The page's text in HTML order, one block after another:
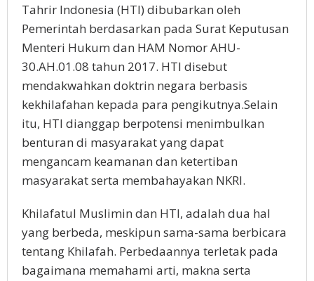
Tahrir Indonesia (HTI) dibubarkan oleh
Pemerintah berdasarkan pada Surat Keputusan
Menteri Hukum dan HAM Nomor AHU-
30.AH.01.08 tahun 2017. HTI disebut
mendakwahkan doktrin negara berbasis
kekhilafahan kepada para pengikutnya.Selain
itu, HTI dianggap berpotensi menimbulkan
benturan di masyarakat yang dapat
mengancam keamanan dan ketertiban
masyarakat serta membahayakan NKRI.
Khilafatul Muslimin dan HTI, adalah dua hal
yang berbeda, meskipun sama-sama berbicara
tentang Khilafah. Perbedaannya terletak pada
bagaimana memahami arti, makna serta